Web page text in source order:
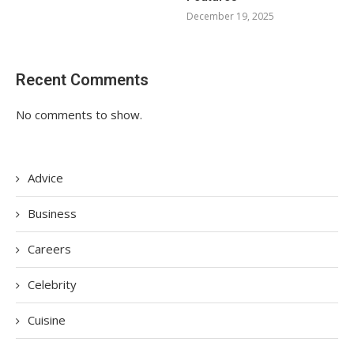
December 19, 2025
Recent Comments
No comments to show.
Advice
Business
Careers
Celebrity
Cuisine